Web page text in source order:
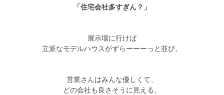
ション
コラボ情報
「住宅会社多すぎん？」
展示場に行けば
立派なモデルハウスがずらーーーっと並び、
営業さんはみんな優しくて、
どの会社も良さそうに見える。